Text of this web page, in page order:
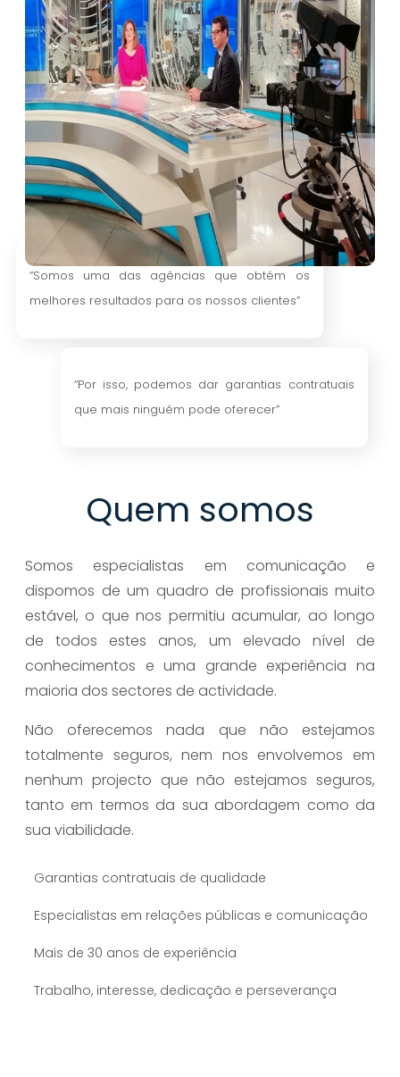
“Somos uma das agências que obtém os
melhores resultados para os nossos clientes”
“Por isso, podemos dar garantias contratuais
que mais ninguém pode oferecer”
Quem somos
Somos especialistas em comunicação e
dispomos de um quadro de profissionais muito
estável, o que nos permitiu acumular, ao longo
de todos estes anos, um elevado nível de
conhecimentos e uma grande experiência na
maioria dos sectores de actividade.
Não oferecemos nada que não estejamos
totalmente seguros, nem nos envolvemos em
nenhum projecto que não estejamos seguros,
tanto em termos da sua abordagem como da
sua viabilidade.
Garantias contratuais de qualidade
Especialistas em relações públicas e comunicação
Mais de 30 anos de experiência
Trabalho, interesse, dedicação e perseverança